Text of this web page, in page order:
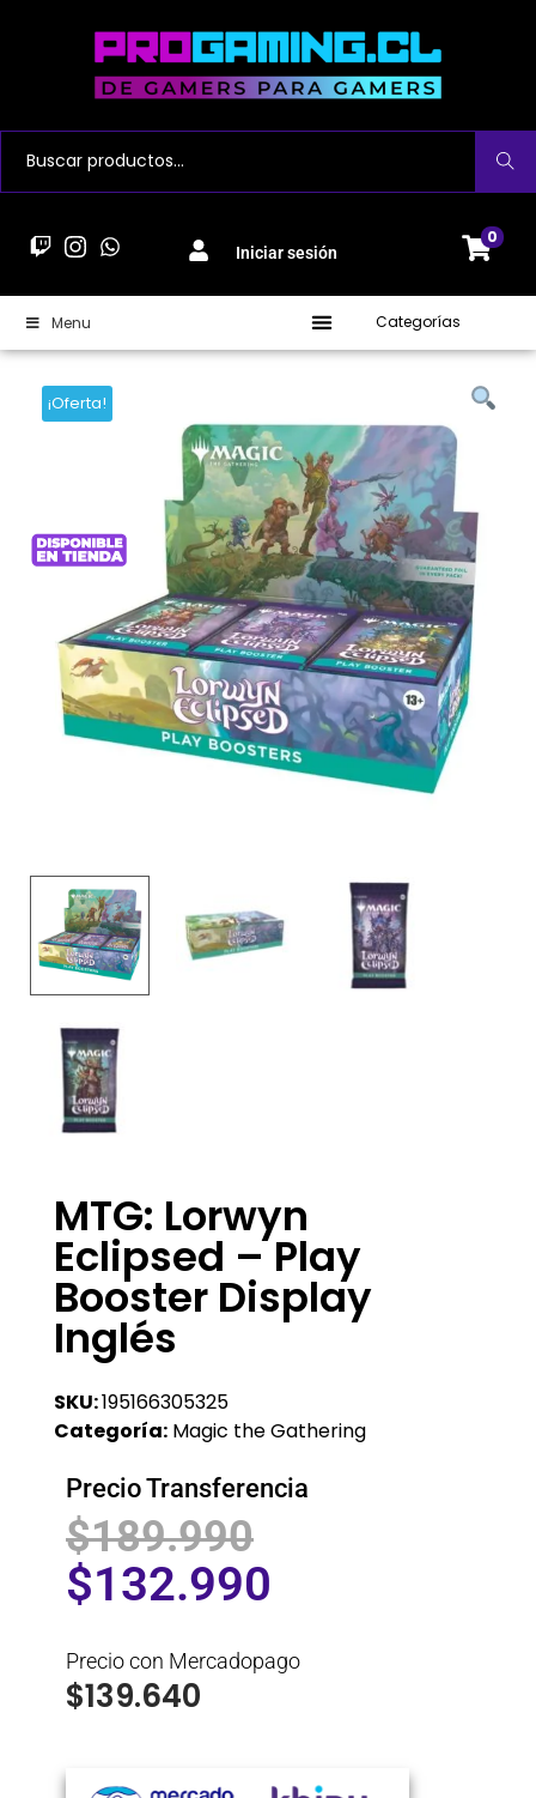
Buscar
Iniciar sesión
0
Menu Categorías
¡Oferta!
MTG: Lorwyn
Eclipsed – Play
Booster Display
Inglés
SKU:195166305325
Categoría: Magic the Gathering
Precio Transferencia
$189.990
$132.990
Precio con Mercadopago
$139.640